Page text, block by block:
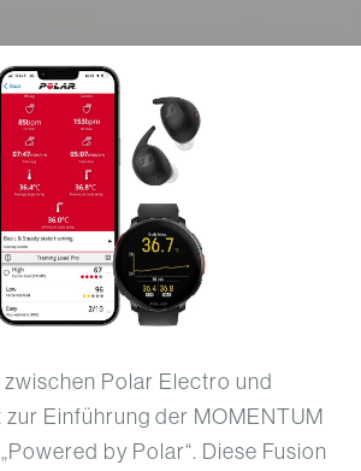
Polar Electro und
Einführung der MOMENTUM
by Polar“. Diese Fusion